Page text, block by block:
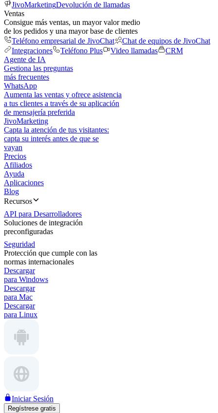
JivoMarketingDevolución de llamadas
Ventas
Consigue más ventas, un mayor valor medio
de los pedidos y una mayor base de clientes
Teléfono empresarial de JivoChat
Chat de equipos de JivoChat
Integraciones
Teléfono Plus Video llamadas
CRM
Agente de IA
Gestiona las preguntas
más frecuentes
WhatsApp
Aumenta las ventas y ofrece asistencia
a tus clientes a través de su aplicación
de mensajería preferida
JivoMarketing
Capta la atención de tus visitantes:
capta su interés antes de que se
vayan
Precios
Afiliados
Ayuda
Aplicaciones
Blog
Recursos
API para Desarrolladores
Soluciones de integración
preconfiguradas
Seguridad
Protección que cumple con las
normas internacionales
Descargar
para Windows
Descargar
para Mac
Descargar
para Linux
Iniciar Sesión
Regístrese gratis